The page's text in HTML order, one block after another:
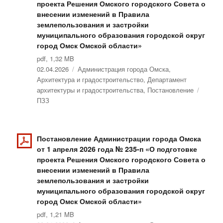
проекта Решения Омского городского Совета о
внесении изменений в Правила
землепользования и застройки
муниципального образования городской округ
город Омск Омской области»
pdf, 1,32 MB
Опубликовано
02.04.2026 Рубрики
Администрация города Омска,
Архитектура и градостроительство,Департамент
архитектуры и градостроительства, Постановление
ПЗЗ
Постановление Администрации города Омска
от 1 апреля 2026 года № 235-п «О подготовке
проекта Решения Омского городского Совета о
внесении изменений в Правила
землепользования и застройки
муниципального образования городской округ
город Омск Омской области»
pdf, 1,21 MB